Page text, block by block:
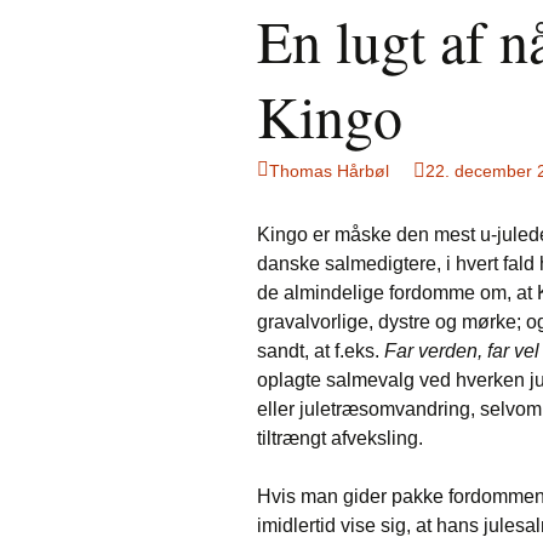
En lugt af
Kingo
Thomas Hårbøl 22. december
Kingo er måske den mest u-
danske salmedigtere, i hvert fald
de almindelige fordomme om, at
gravalvorlige, dystre og mørke;
sandt, at f.eks. Far verden, far vel
oplagte salmevalg ved hverken
eller juletræsomvandring,
tiltrængt afveksling.
Hvis man gider pakke
imidlertid vise sig, at hans